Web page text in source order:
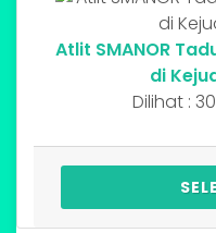
Atlit SMANOR
di
Dilihat :